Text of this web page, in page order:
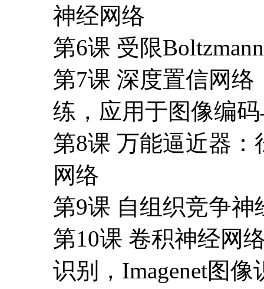
第8课 万能逼近器
网络
第9课 自组织竞争
第10课 卷积神经网
识别，Imagenet图像
第11课 计算机博弈
与AlphaGo，价值
第12课 深度学习在
第13课 堆叠150层